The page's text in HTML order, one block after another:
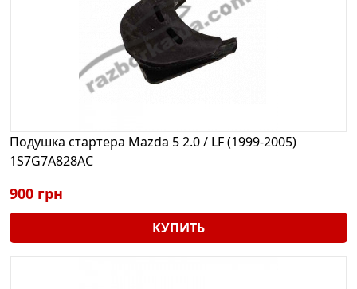
Подушка стартера Mazda 5 2.0 / LF (1999-2005)
1S7G7A828AC
900 грн
КУПИТЬ